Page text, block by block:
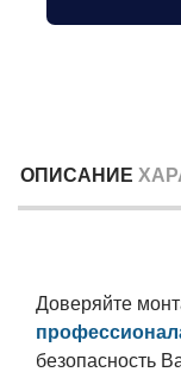
ОПИСАНИЕ
Доверяйте
безопасность